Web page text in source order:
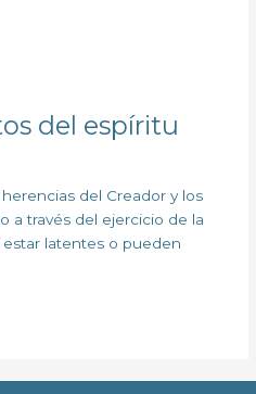
del espíritu
del Creador y los
a través del ejercicio de la
latentes o pueden